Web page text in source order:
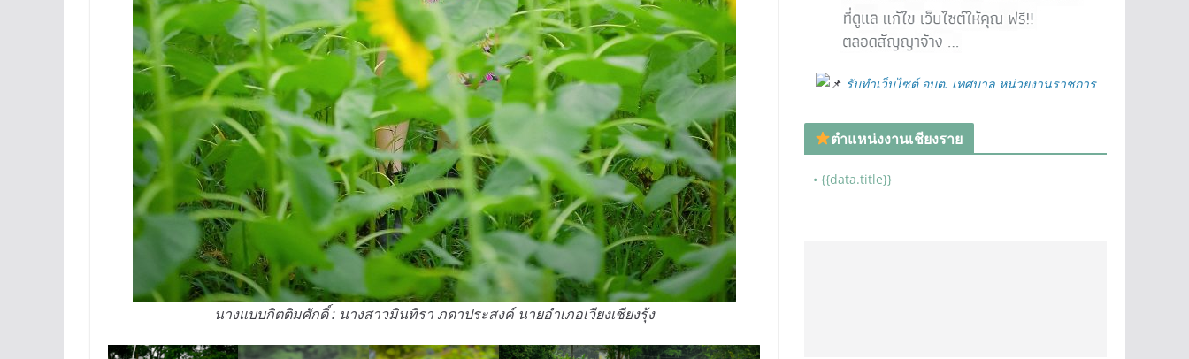
นางแบบกิตติมศักดิ์ : นางสาวมินทิรา ภดาประสงค์ นายอำเภอเวียงเชียงรุ้ง
รับทำเว็บไซต์ อบต. เทศบาล หน่วยงานราชการ
ตำแหน่งงานเชียงราย
• {{data.title}}